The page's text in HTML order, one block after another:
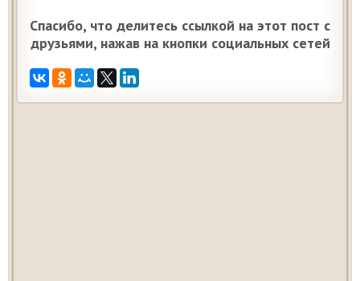
Спасибо, что делитесь ссылкой на этот пост с
друзьями, нажав на кнопки социальных сетей